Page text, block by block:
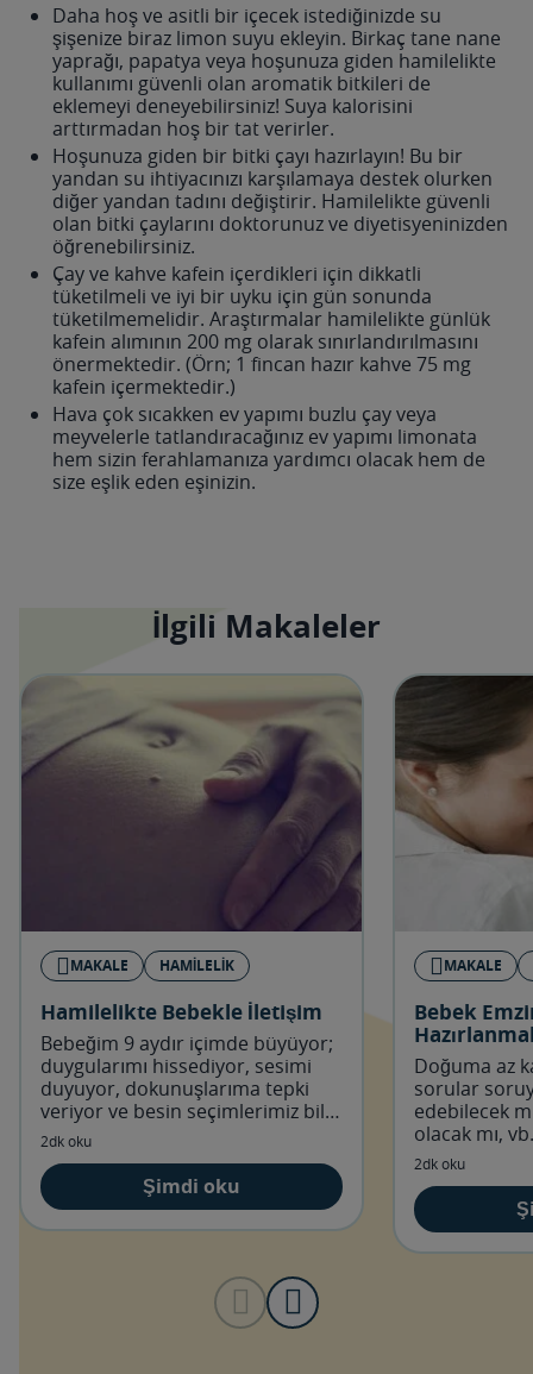
Daha hoş ve asitli bir içecek istediğinizde su
şişenize biraz limon suyu ekleyin. Birkaç tane nane
yaprağı, papatya veya hoşunuza giden hamilelikte
kullanımı güvenli olan aromatik bitkileri de
eklemeyi deneyebilirsiniz! Suya kalorisini
arttırmadan hoş bir tat verirler.
Hoşunuza giden bir bitki çayı hazırlayın! Bu bir
yandan su ihtiyacınızı karşılamaya destek olurken
diğer yandan tadını değiştirir. Hamilelikte güvenli
olan bitki çaylarını doktorunuz ve diyetisyeninizden
öğrenebilirsiniz.
Çay ve kahve kafein içerdikleri için dikkatli
tüketilmeli ve iyi bir uyku için gün sonunda
tüketilmemelidir. Araştırmalar hamilelikte günlük
kafein alımının 200 mg olarak sınırlandırılmasını
önermektedir. (Örn; 1 fincan hazır kahve 75 mg
kafein içermektedir.)
Hava çok sıcakken ev yapımı buzlu çay veya
meyvelerle tatlandıracağınız ev yapımı limonata
hem sizin ferahlamanıza yardımcı olacak hem de
size eşlik eden eşinizin.
İlgili Makaleler
MAKALE HAMILELIK
Hamilelikte Bebekle İletişim
Bebeğim 9 aydır içimde büyüyor;
duygularımı hissediyor, sesimi
duyuyor, dokunuşlarıma tepki
veriyor ve besin seçimlerimiz bile
ortak - büyülü bir ilişki!
2dk oku
Şimdi oku
MAKALE
Bebek
Doğuma az
sorular
edebilecek
olacak mı,
tek başıma
2dk oku